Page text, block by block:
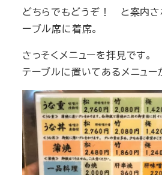
どちらでもどうぞ！ と案内さ
ーブル席に着席。
さっそくメニューを拝見です。
テーブルに置いてあるメニュー